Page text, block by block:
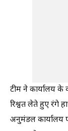
टीम ने कार्यालय
रिश्वत लेते हुए रंगे
अनुमंडल कार्यालय